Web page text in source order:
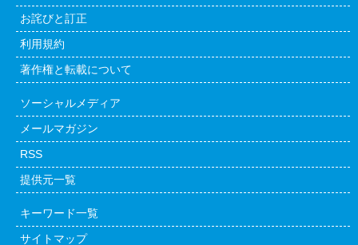
お詫びと訂正
利用規約
著作権と転載について
ソーシャルメディア
メールマガジン
RSS
提供元一覧
キーワード一覧
サイトマップ